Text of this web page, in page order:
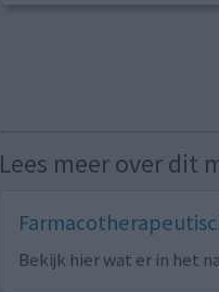
Lees meer over dit
Bekijk hier wat er in het